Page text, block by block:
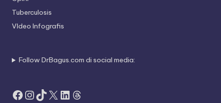
Tuberculosis
VIdeo Infografis
Follow DrBagus.com di social media:
Facebook
Instagram
TikTok
X LinkedIn
Threads